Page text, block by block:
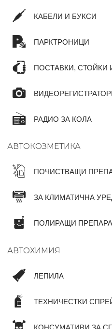
КАБЕЛИ И БУКСИ
ПАРКТРОНИЦИ
ПОСТАВКИ, СТОЙКИ
РАДИО ЗА КОЛА
АВТОКОЗМЕТИКА
ПОЧИСТВАЩИ
ЗА КЛИМАТИЧНА
ПОЛИРАЩИ
АВТОХИМИЯ
ЛЕПИЛА
ТЕХНИЧЕСТКИ
КОНСУМАТИВИ ЗА